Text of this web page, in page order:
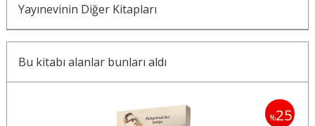
Yayınevinin Diğer Kitapları
Bu kitabı alanlar bunları aldı
%25